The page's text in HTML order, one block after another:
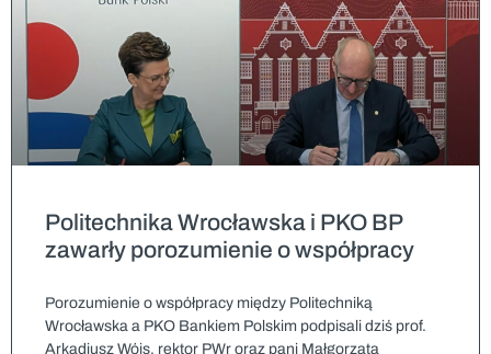
Politechnika Wrocławska i PKO BP
zawarły porozumienie o współpracy
Porozumienie o współpracy między Politechniką
Wrocławska a PKO Bankiem Polskim podpisali dziś prof.
Arkadiusz Wójs, rektor PWr oraz pani Małgorzata